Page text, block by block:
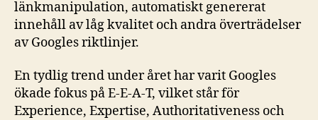
länkmanipulation, automatiskt genererat
innehåll av låg kvalitet och andra överträdelser
av Googles riktlinjer.
En tydlig trend under året har varit Googles
ökade fokus på E-E-A-T, vilket står för
Experience, Expertise, Authoritativeness och